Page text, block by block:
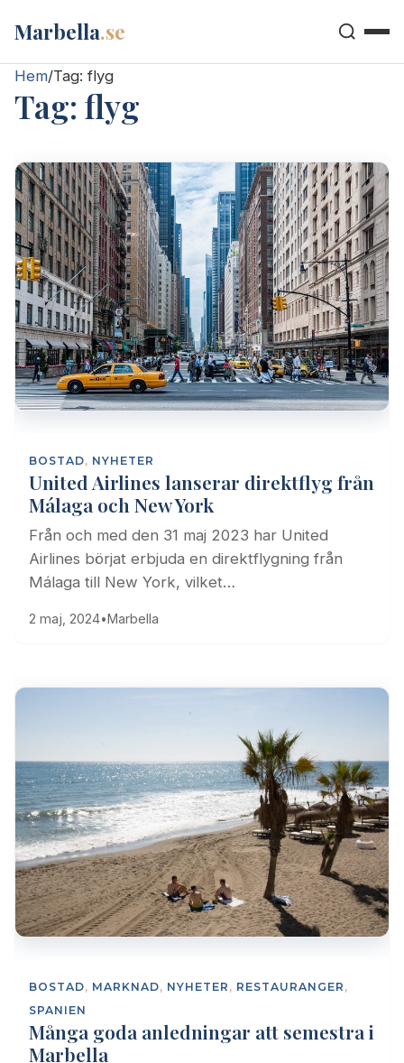
Marbella.se
Hem/Tag:flyg
Tag: flyg
BOSTAD, NYHETER
United Airlines lanserar direktflyg från
Málaga och New York
Från och med den 31 maj 2023 har United
Airlines börjat erbjuda en direktflygning från
Málaga till New York, vilket…
2 maj, 2024•Marbella
BOSTAD, MARKNAD, NYHETER , RESTAURANGER ,
SPANIEN
Många goda anledningar att semestra i
Marbella